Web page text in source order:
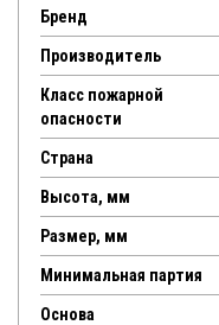
Бренд
Производитель
Класс пожарной
опасности
Страна
Высота, мм
Размер, мм
Минимальная партия
Основа